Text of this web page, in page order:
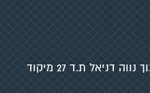
ישיבת מקור חיים קרית חינוך נווה דניאל ת.ד 27 מיקוד